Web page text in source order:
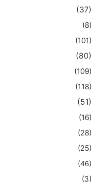
(37)
(8)
(101)
(80)
(109)
(118)
(51)
(16)
(28)
(25)
(46)
(3)